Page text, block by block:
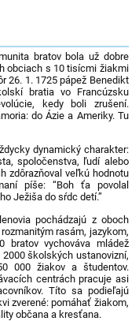
bratov bola už dobre
obciach s 10 tisícmi žiakmi
26. 1. 1725 pápež Benedikt
bratia vo Francúzsku
kedy boli zrušení.
do Ázie a Ameriky. Tu
dynamický charakter:
spoločenstva, ľudí alebo
zdôrazňoval veľkú hodnotu
píše: “Boh ťa povolal
Ježiša do sŕdc detí.”
pochádzajú z oboch
rasám, jazykom,
bratov vychováva mládež
školských ustanovizní,
000 žiakov a študentov.
centrách pracuje asi
Títo sa podieľajú
zverené: pomáhať žiakom,
občana a kresťana.